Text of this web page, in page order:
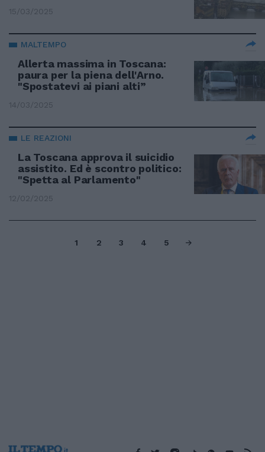
15/03/2025
MALTEMPO
Allerta massima in Toscana:
paura per la piena dell'Arno.
"Spostatevi ai piani alti”
14/03/2025
LE REAZIONI
La Toscana approva il suicidio
assistito. Ed è scontro politico:
"Spetta al Parlamento"
12/02/2025
1 2 3 4 5